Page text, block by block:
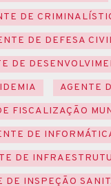
DE
DE DEFESA
DE
AGENTE
FISCALIZAÇÃO
DE
DE
DE INSPEÇÃO